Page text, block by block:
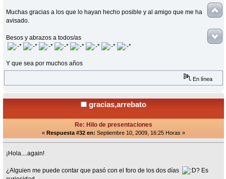
Muchas gracias a los que lo hayan hecho posible y al amigo que me ha
avisado.
Besos y abrazos a todos/as
Y que sea por muchos años
En línea
gracias,arrebato
Re: Hilo de presentaciones
« Respuesta #32 en: Septiembre 10, 2009, 16:25 Horas »
¡Hola....again!
¿Alguien me puede contar que pasó con el foro de los dos días
? Es